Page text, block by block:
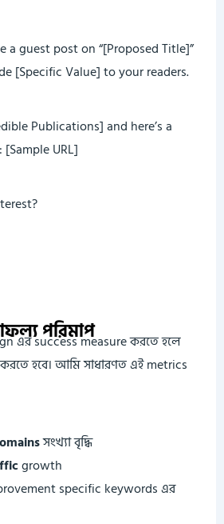
a guest post on “[Proposed Title]”
[Specific Value] to your readers.
Publications] and here’s a
URL]
পরিমাপ
এর success measure করতে হলে
হবে। আমি সাধারণত এই metrics
সংখ্যা বৃদ্ধি
growth
specific keywords এর